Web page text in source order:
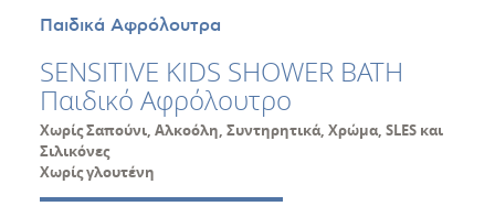
Παιδικά Αφρόλουτρα
SENSITIVE KIDS SHOWER BATH
Παιδικό Αφρόλουτρο
Χωρίς Σαπούνι, Αλκοόλη, Συντηρητικά, Χρώμα, SLES και
Σιλικόνες
Χωρίς γλουτένη